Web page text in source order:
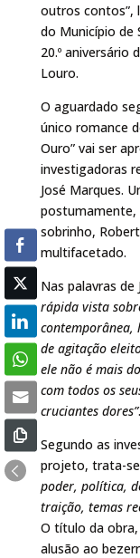
outros contos”,
do Município de
20.º aniversário
Louro.
O aguardado
único romance
Ouro” vai ser
investigadoras
José Marques.
postumamente,
sobrinho,
multifacetado.
Nas palavras de
rápida vista
contemporânea,
de agitação
ele não é mais
com todos os
cruciantes dores”.
Segundo as
projeto, trata-se
poder, política,
traição, temas
O título da obra,
alusão ao